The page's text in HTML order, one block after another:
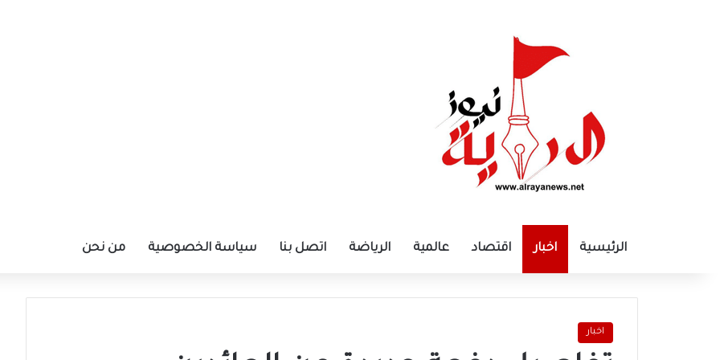
الرئيسية اخبار اقتصاد عالمية الرياضة اتصل بنا سياسة الخصوصية من نحن
اخبار